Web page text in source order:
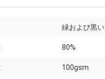
緑および黒い
80%
100gsm